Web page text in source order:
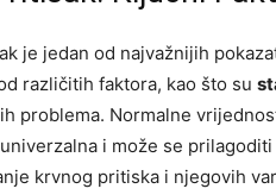
je jedan od najvažnijih
različitih faktora, kao što su
problema. Normalne
i može se
krvnog pritiska i njegovih